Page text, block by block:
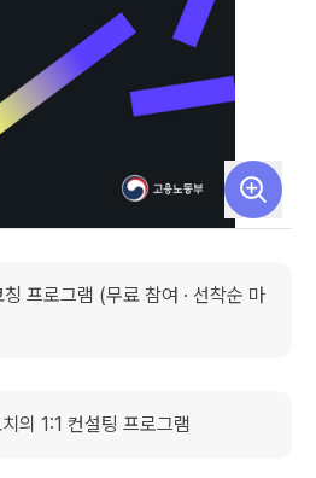
프로그램 (무료 참여 · 선착순 마
의 1:1 컨설팅 프로그램